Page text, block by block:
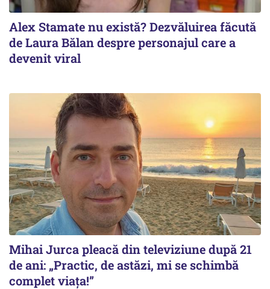
Alex Stamate nu există? Dezvăluirea făcută
de Laura Bălan despre personajul care a
devenit viral
Mihai Jurca pleacă din televiziune după 21
de ani: „Practic, de astăzi, mi se schimbă
complet viața!”